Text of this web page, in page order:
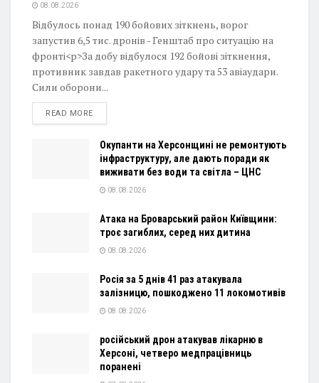
08.08.2026
Відбулось понад 190 бойових зіткнень, ворог
запустив 6,5 тис. дронів - Генштаб про ситуацію на
фронті<p>За добу відбулося 192 бойові зіткнення,
противник завдав ракетного удару та 53 авіаудари.
Сили оборони...
READ MOREDETAILS
Окупанти на Херсонщині не ремонтують
інфраструктуру, але дають поради як
виживати без води та світла – ЦНС
08.08.2026
Атака на Броварський район Київщини:
троє загиблих, серед них дитина
08.08.2026
Росія за 5 днів 41 раз атакувала
залізницю, пошкоджено 11 локомотивів
08.08.2026
російський дрон атакував лікарню в
Херсоні, четверо медпрацівниць
поранені